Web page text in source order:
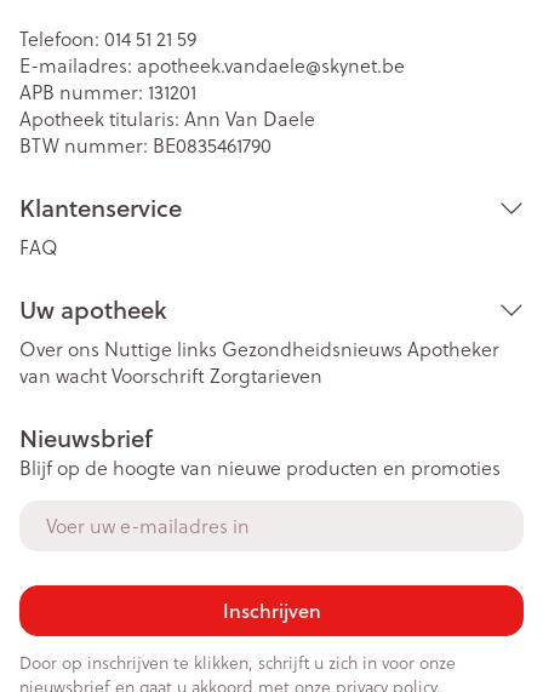
Telefoon: 014 51 21 59
E-mailadres: apotheek.vandaele@skynet.be
APB nummer: 131201
Apotheek titularis: Ann Van Daele
BTW nummer: BE0835461790
Klantenservice
FAQ
Uw apotheek
Over ons Nuttige links Gezondheidsnieuws Apotheker
van wachtVoorschriftZorgtarieven
Nieuwsbrief
Blijf op de hoogte van nieuwe producten en promoties
Inschrijven
Door op inschrijven te klikken, schrijft u zich in voor onze
nieuwsbrief en gaat u akkoord met onze privacy policy.